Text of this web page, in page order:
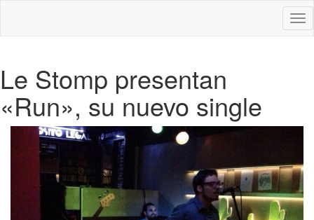
Le Stomp presentan
«Run», su nuevo single